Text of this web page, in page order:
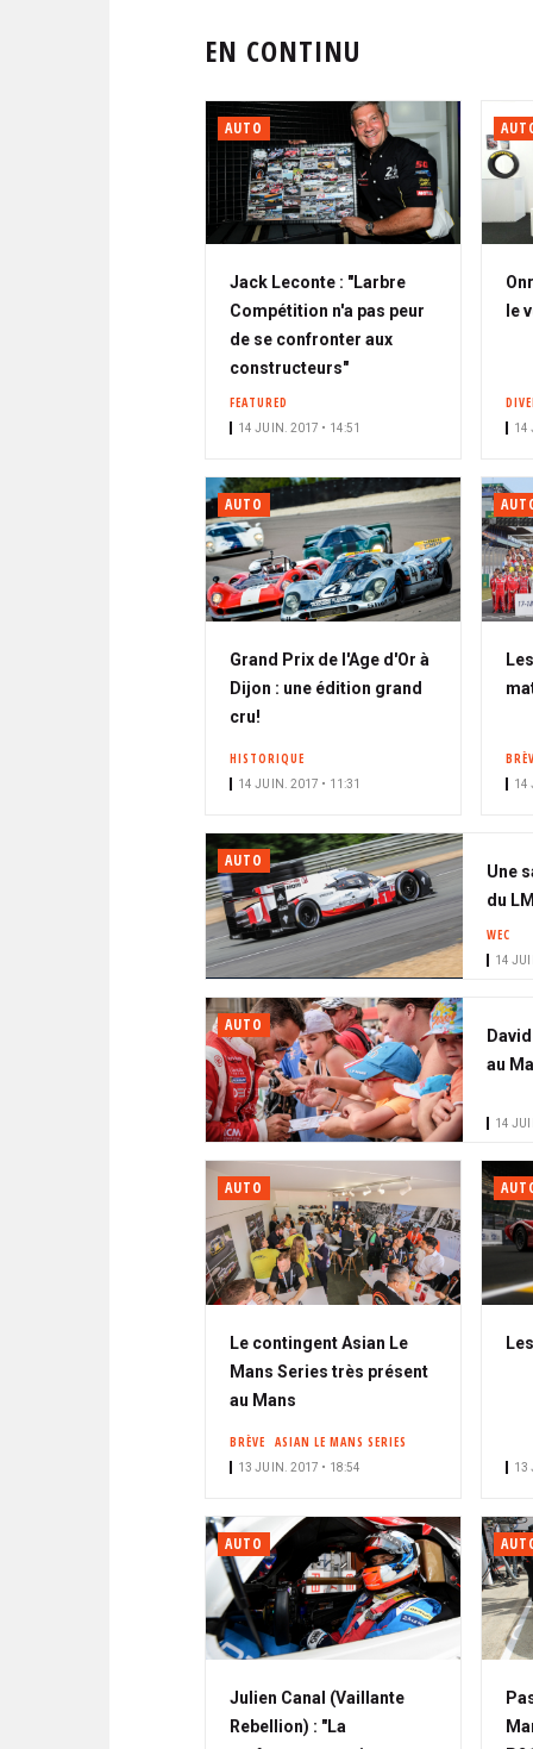
EN CONTINU
AUTO
Jack Leconte : "Larbre
Compétition n'a pas peur
de se confronter aux
constructeurs"
FEATURED
14 JUIN. 2017 • 14:51
le
14
AUTO
Grand Prix de l'Age d'Or à
Dijon : une édition grand
cru!
HISTORIQUE
14 JUIN. 2017 • 11:31 14
AUTO
Une
du
WEC
14
AUTO
au
14
AUTO
Le contingent Asian Le
Mans Series très présent
au Mans
BRÈVE ASIAN LE MANS SERIES
13 JUIN. 2017 • 18:54 13
AUTO
Julien Canal (Vaillante
Rebellion) : "La